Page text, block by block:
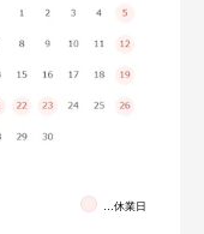
…休業日